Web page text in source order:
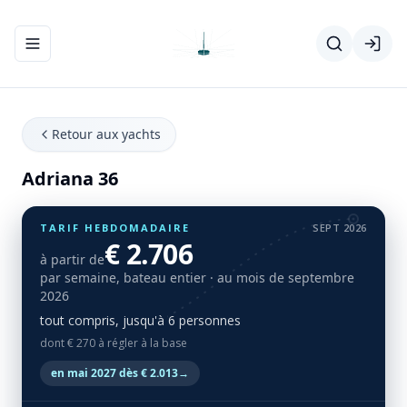
Ouvrir/fermer le menu de navigation
Retour aux yachts
Adriana 36
TARIF HEBDOMADAIRE SEPT 2026
à partir de€ 2.706
par semaine, bateau entier · au mois de septembre
2026
tout compris, jusqu'à 6 personnes
dont € 270 à régler à la base
en mai 2027 dès € 2.013→